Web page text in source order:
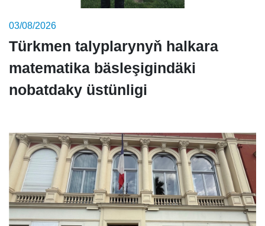
03/08/2026
Türkmen talyplarynyň halkara
matematika bäsleşigindäki
nobatdaky üstünligi